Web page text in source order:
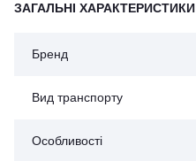
ЗАГАЛЬНІ ХАРАКТЕРИСТИКИ
Бренд
Вид транспорту
Особливості